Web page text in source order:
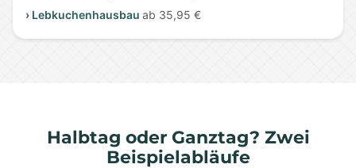
› Lebkuchenhausbau ab 35,95 €
Halbtag oder Ganztag? Zwei
Beispielabläufe